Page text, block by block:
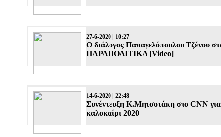
27-6-2020 | 10:27
Ο διάλογος Παπαγελόπουλου Τζένου
ΠΑΡΑΠΟΛΙΤΙΚΑ [Video]
14-6-2020 | 22:48
Συνέντευξη Κ.Μητσοτάκη στο CNN
καλοκαίρι 2020